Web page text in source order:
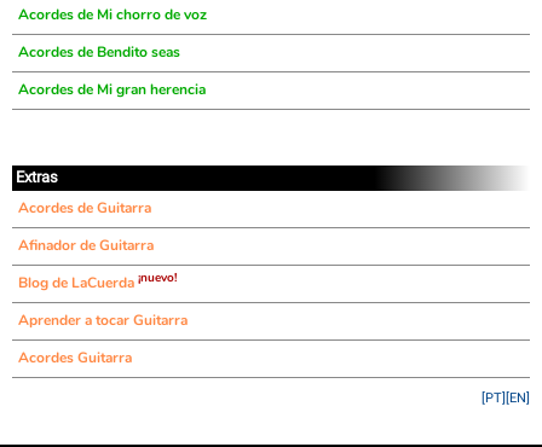
Acordes de Mi chorro de voz
Acordes de Bendito seas
Acordes de Mi gran herencia
Extras
Acordes de Guitarra
Afinador de Guitarra
Blog de LaCuerda ¡nuevo!
Aprender a tocar Guitarra
Acordes Guitarra
[EN]
[PT]